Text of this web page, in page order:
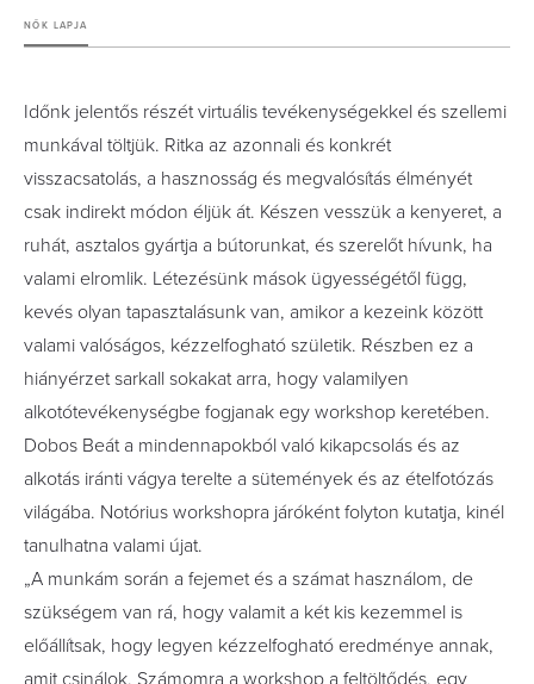
NŐK LAPJA
Időnk jelentős részét virtuális tevékenységekkel és szellemi
munkával töltjük. Ritka az azonnali és konkrét
visszacsatolás, a hasznosság és megvalósítás élményét
csak indirekt módon éljük át. Készen vesszük a kenyeret, a
ruhát, asztalos gyártja a bútorunkat, és szerelőt hívunk, ha
valami elromlik. Létezésünk mások ügyességétől függ,
kevés olyan tapasztalásunk van, amikor a kezeink között
valami valóságos, kézzelfogható születik. Részben ez a
hiányérzet sarkall sokakat arra, hogy valamilyen
alkotótevékenységbe fogjanak egy workshop keretében.
Dobos Beát a mindennapokból való kikapcsolás és az
alkotás iránti vágya terelte a sütemények és az ételfotózás
világába. Notórius workshopra járóként folyton kutatja, kinél
tanulhatna valami újat.
„A munkám során a fejemet és a számat használom, de
szükségem van rá, hogy valamit a két kis kezemmel is
előállítsak, hogy legyen kézzelfogható eredménye annak,
amit csinálok. Számomra a workshop a feltöltődés, egy